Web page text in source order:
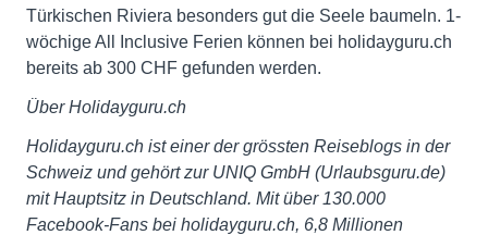
Türkischen Riviera besonders gut die Seele baumeln. 1-
wöchige All Inclusive Ferien können bei holidayguru.ch
bereits ab 300 CHF gefunden werden.
Über Holidayguru.ch
Holidayguru.ch ist einer der grössten Reiseblogs in der
Schweiz und gehört zur UNIQ GmbH (Urlaubsguru.de)
mit Hauptsitz in Deutschland. Mit über 130.000
Facebook-Fans bei holidayguru.ch, 6,8 Millionen